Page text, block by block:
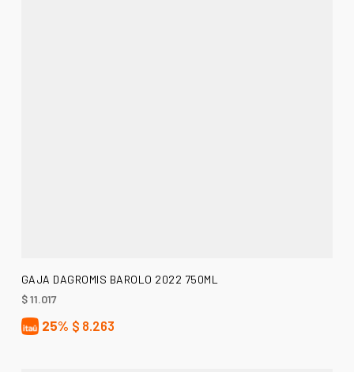
AÑADIR AL CARRITO
GAJA DAGROMIS BAROLO 2022 750ML
$11.017
25% $ 8.263